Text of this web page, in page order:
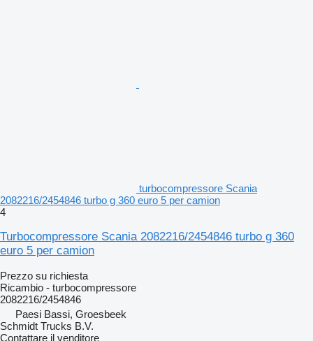
turbocompressore Scania
2082216/2454846 turbo g 360 euro 5 per camion
4
Turbocompressore Scania 2082216/2454846 turbo g 360
euro 5 per camion
Prezzo su richiesta
Ricambio - turbocompressore
2082216/2454846
Paesi Bassi, Groesbeek
Schmidt Trucks B.V.
Contattare il venditore